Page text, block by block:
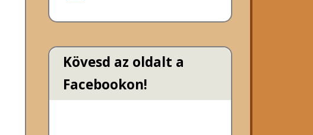
Kövesd az oldalt a
Facebookon!